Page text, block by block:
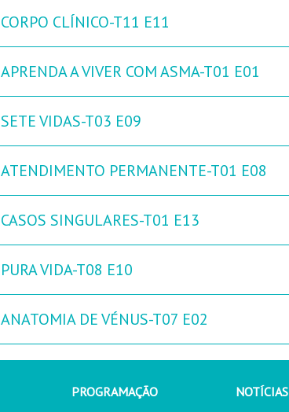
CORPO CLÍNICO-T11 E11
APRENDA A VIVER COM ASMA-T01 E01
SETE VIDAS-T03 E09
ATENDIMENTO PERMANENTE-T01 E08
CASOS SINGULARES-T01 E13
PURA VIDA-T08 E10
ANATOMIA DE VÉNUS-T07 E02
PROGRAMAÇÃO NOTÍCIAS